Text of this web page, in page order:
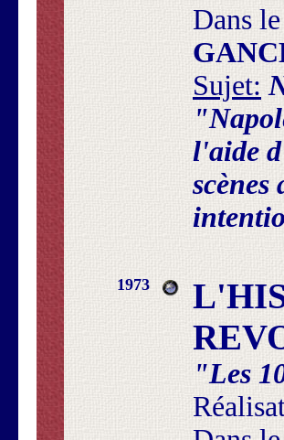
Dans
Sujet:
l'aide
scènes
1973
"Les